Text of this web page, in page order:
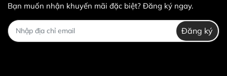
Bạn muốn nhận khuyến mãi đặc biệt? Đăng ký ngay.
Đăng ký